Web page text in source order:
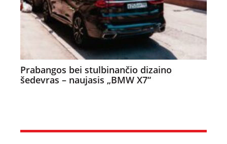
Prabangos bei stulbinančio dizaino
šedevras – naujasis „BMW X7“